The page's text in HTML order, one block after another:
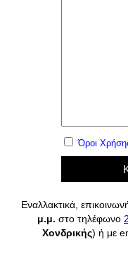
Όροι
Εναλλακτικά,
μ.μ. στο τηλέφωνο
Χονδρικής) ή με